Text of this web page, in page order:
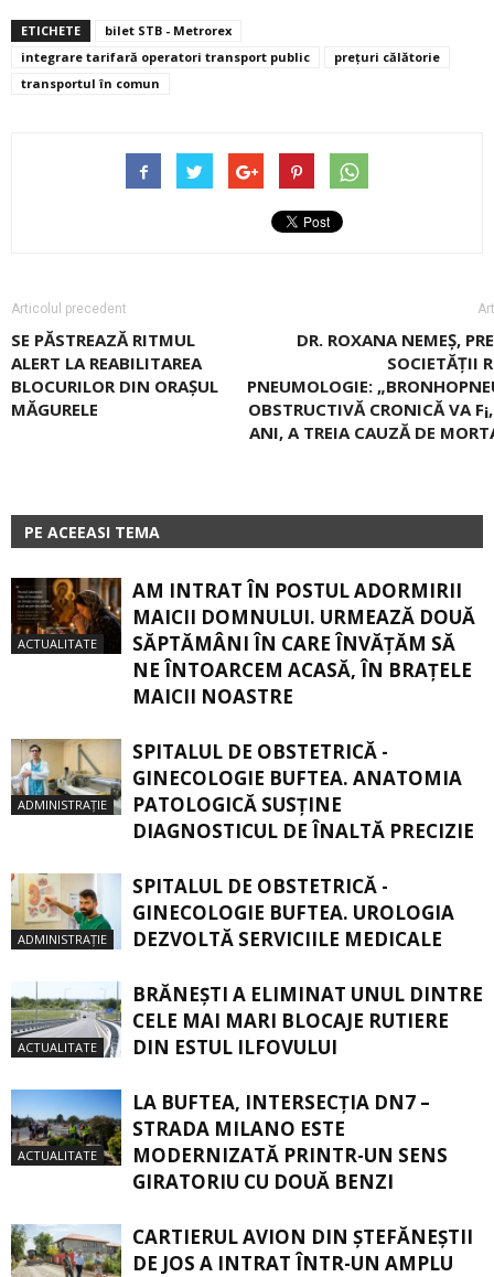
ETICHETE
bilet STB - Metrorex
integrare tarifară operatori transport public
prețuri călătorie
transportul în comun
Articolul precedent
SE PĂSTREAZĂ RITMUL
ALERT LA REABILITAREA
BLOCURILOR DIN ORAŞUL
MĂGURELE
DR. ROXANA NEMEŞ,
SOCIETĂŢII
PNEUMOLOGIE:
OBSTRUCTIVĂ CRONICĂ VA
ANI, A TREIA CAUZĂ DE
PE ACEEASI TEMA
ACTUALITATE
AM INTRAT ÎN POSTUL ADORMIRII
MAICII DOMNULUI. URMEAZĂ DOUĂ
SĂPTĂMÂNI ÎN CARE ÎNVĂŢĂM SĂ
NE ÎNTOARCEM ACASĂ, ÎN BRAŢELE
MAICII NOASTRE
ADMINISTRAȚIE
SPITALUL DE OBSTETRICĂ -
GINECOLOGIE BUFTEA. ANATOMIA
PATOLOGICĂ SUSŢINE
DIAGNOSTICUL DE ÎNALTĂ PRECIZIE
ADMINISTRAȚIE
SPITALUL DE OBSTETRICĂ -
GINECOLOGIE BUFTEA. UROLOGIA
DEZVOLTĂ SERVICIILE MEDICALE
ACTUALITATE
BRĂNEȘTI A ELIMINAT UNUL DINTRE
CELE MAI MARI BLOCAJE RUTIERE
DIN ESTUL ILFOVULUI
ACTUALITATE
LA BUFTEA, INTERSECŢIA DN7 –
STRADA MILANO ESTE
MODERNIZATĂ PRINTR-UN SENS
GIRATORIU CU DOUĂ BENZI
CARTIERUL AVION DIN ŞTEFĂNEŞTII
DE JOS A INTRAT ÎNTR-UN AMPLU